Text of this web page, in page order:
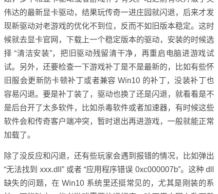
伟达的最新显卡驱动，结果玩传奇一进庄园就闪退，后来才发
现新驱动对老游戏的优化不到位，反而不如旧版本稳定。这时
候就去显卡官网，下载上一个稳定版本的驱动，安装的时候选
择 “清洁安装”，把旧驱动残留清干净，再重启电脑进游戏试
试。另外，还要检查一下游戏补丁是不是最新的，比如有些怀
旧服会更新防卡顿补丁或者兼容 Win10 的补丁，没装补丁也
容易闪退。要是补丁装了，驱动也换了还是闪退，就看看是不
是后台开了太多软件，比如杀毒软件或者加速器，有时候这些
软件会和传奇客户端冲突，暂时退出再进游戏，一般就能正常
加载了。
除了没反应和闪退，还有些玩家会遇到报错的情况，比如弹出
“无法找到 xxx.dll” 或者 “应用程序错误 0xc000007b”。这种 dll
缺失的问题，在 Win10 系统里还挺常见的，尤其是刚装的系